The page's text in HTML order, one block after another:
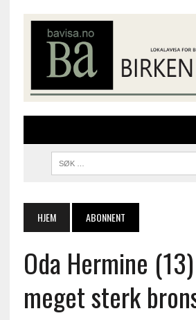
HJEM ABONNENT
Oda Hermine
meget sterk